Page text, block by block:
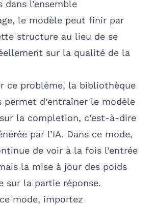
dans l’ensemble
le modèle peut finir par
structure au lieu de se
sur la qualité de la
ce problème, la bibliothèque
permet d’entraîner le modèle
la completion, c’est-à-dire
par l’IA. Dans ce mode,
de voir à la fois l’entrée
la mise à jour des poids
sur la partie réponse.
mode, importez